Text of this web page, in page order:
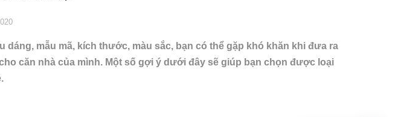
dáng, mẫu mã, kích thước, màu sắc, bạn có thể gặp khó khăn khi đưa ra
căn nhà của mình. Một số gợi ý dưới đây sẽ giúp bạn chọn được loại